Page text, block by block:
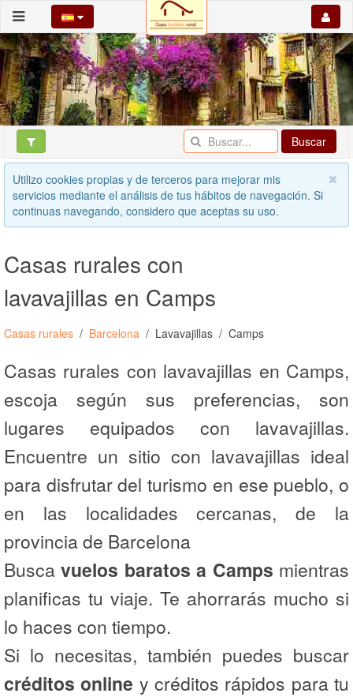
Buscar
Utilizo cookies propias y de terceros para mejorar mis
servicios mediante el análisis de tus hábitos de navegación. Si
continuas navegando, considero que aceptas su uso.
Casas rurales con
lavavajillas en Camps
Casas rurales Barcelona Lavavajillas Camps
Casas rurales con lavavajillas en Camps,
escoja según sus preferencias, son
lugares equipados con lavavajillas.
Encuentre un sitio con lavavajillas ideal
para disfrutar del turismo en ese pueblo, o
en las localidades cercanas, de la
provincia de Barcelona
Buscavuelos baratos a Camps mientras
planificas tu viaje. Te ahorrarás mucho si
lo haces con tiempo.
Si lo necesitas, también puedes buscar
créditos online y créditos rápidos para tu